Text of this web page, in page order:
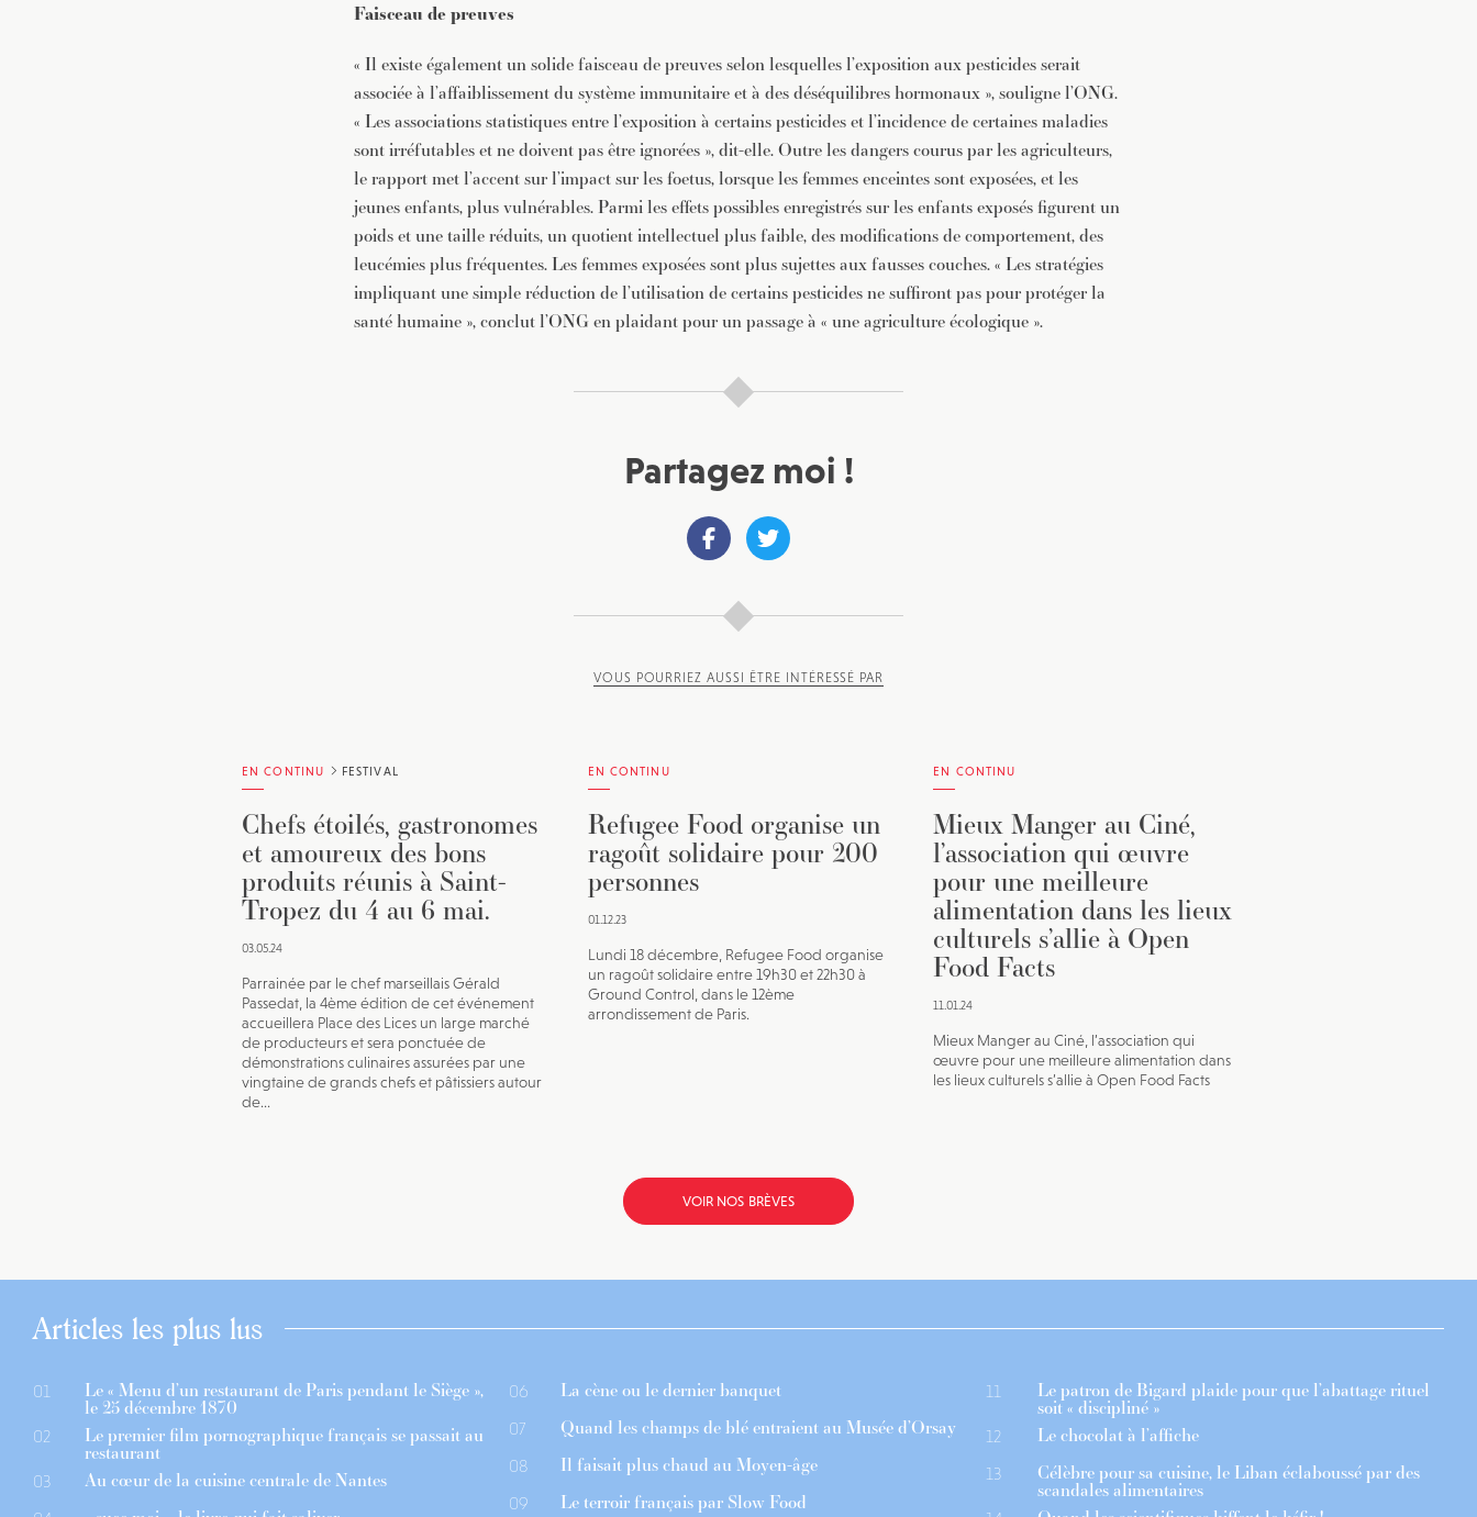
Faisceau de preuves
« Il existe également un solide faisceau de preuves selon lesquelles l’exposition aux pesticides serait
associée à l’affaiblissement du système immunitaire et à des déséquilibres hormonaux », souligne l’ONG.
« Les associations statistiques entre l’exposition à certains pesticides et l’incidence de certaines maladies
sont irréfutables et ne doivent pas être ignorées », dit-elle. Outre les dangers courus par les agriculteurs,
le rapport met l’accent sur l’impact sur les foetus, lorsque les femmes enceintes sont exposées, et les
jeunes enfants, plus vulnérables. Parmi les effets possibles enregistrés sur les enfants exposés figurent un
poids et une taille réduits, un quotient intellectuel plus faible, des modifications de comportement, des
leucémies plus fréquentes. Les femmes exposées sont plus sujettes aux fausses couches. « Les stratégies
impliquant une simple réduction de l’utilisation de certains pesticides ne suffiront pas pour protéger la
santé humaine », conclut l’ONG en plaidant pour un passage à « une agriculture écologique ».
Partagez moi !
VOUS POURRIEZ AUSSI ÊTRE INTÉRESSÉ PAR
EN CONTINU FESTIVAL
Chefs étoilés, gastronomes
et amoureux des bons
produits réunis à Saint-
Tropez du 4 au 6 mai.
03.05.24
Parrainée par le chef marseillais Gérald
Passedat, la 4ème édition de cet événement
accueillera Place des Lices un large marché
de producteurs et sera ponctuée de
démonstrations culinaires assurées par une
vingtaine de grands chefs et pâtissiers autour
de...
EN CONTINU
Refugee Food organise un
ragoût solidaire pour 200
personnes
01.12.23
Lundi 18 décembre, Refugee Food organise
un ragoût solidaire entre 19h30 et 22h30 à
Ground Control, dans le 12ème
arrondissement de Paris.
EN CONTINU
Mieux Manger au Ciné,
l’association qui œuvre
pour une meilleure
alimentation dans les lieux
culturels s’allie à Open
Food Facts
11.01.24
Mieux Manger au Ciné, l’association qui
œuvre pour une meilleure alimentation dans
les lieux culturels s’allie à Open Food Facts
VOIR NOS BRÈVES
Articles les plus lus
01 Le « Menu d’un restaurant de Paris pendant le Siège »,
le 25 décembre 1870
02 Le premier film pornographique français se passait au
restaurant
03 Au cœur de la cuisine centrale de Nantes
06 La cène ou le dernier banquet
07 Quand les champs de blé entraient au Musée d’Orsay
08 Il faisait plus chaud au Moyen-âge
09 Le terroir français par Slow Food
11 Le patron de Bigard plaide pour que l’abattage rituel
soit « discipliné »
12 Le chocolat à l’affiche
13 Célèbre pour sa cuisine, le Liban éclaboussé par des
scandales alimentaires